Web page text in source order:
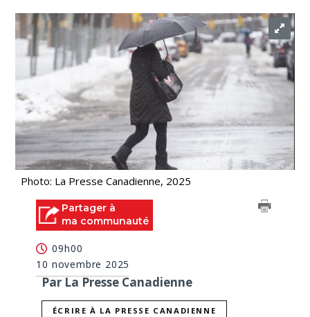
Photo: La Presse Canadienne, 2025
Partager à
ma communauté
09h00
10 novembre 2025
Par La Presse Canadienne
ÉCRIRE À LA PRESSE CANADIENNE